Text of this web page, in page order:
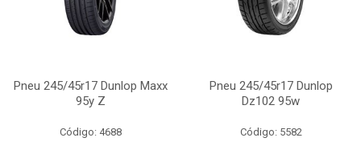
Pneu 245/45r17 Dunlop Maxx
95y Z
Código: 4688
Pneu 245/45r17 Dunlop
Dz102 95w
Código: 5582